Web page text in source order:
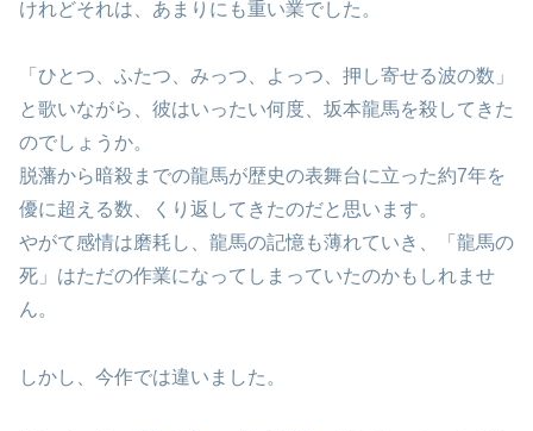
けれどそれは、あまりにも重い業でした。
「ひとつ、ふたつ、みっつ、よっつ、押し寄せる波の数」
と歌いながら、彼はいったい何度、坂本龍馬を殺してきた
のでしょうか。
脱藩から暗殺までの龍馬が歴史の表舞台に立った約7年を
優に超える数、くり返してきたのだと思います。
やがて感情は磨耗し、龍馬の記憶も薄れていき、「龍馬の
死」はただの作業になってしまっていたのかもしれませ
ん。
しかし、今作では違いました。